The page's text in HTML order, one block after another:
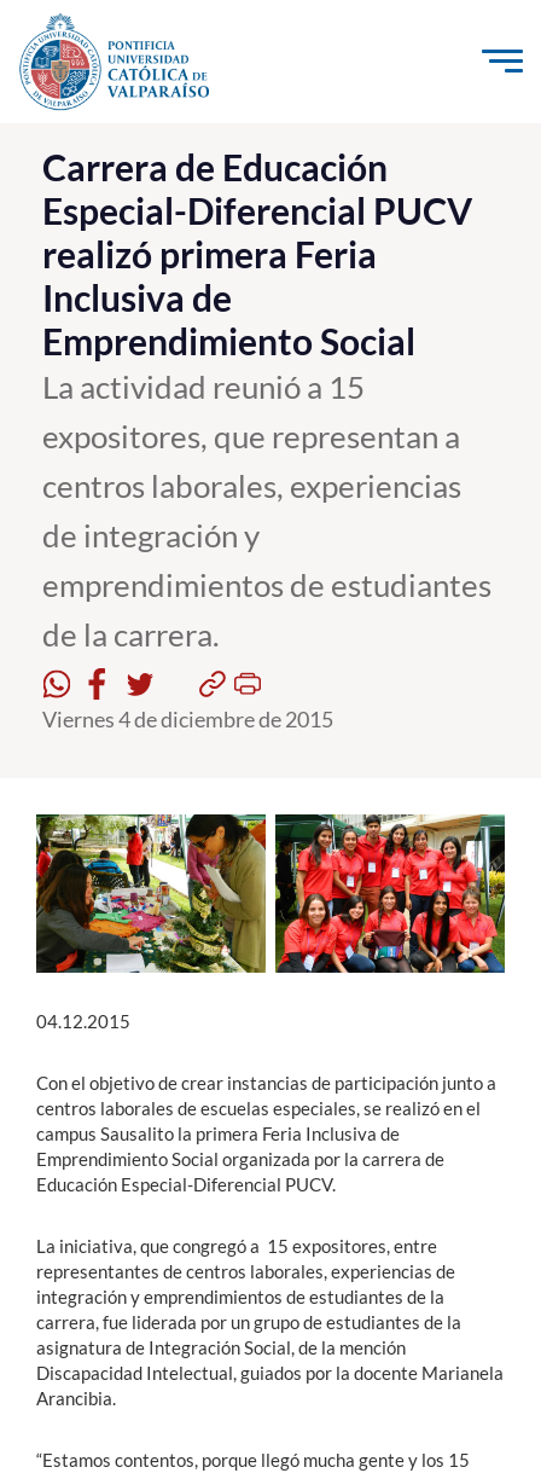
Click acá para ir directamente al contenido
La Universidad
Investigación, Creación e Innovación
PUCV Internacional
Vinculación con el Medio
Admisión
Pregrado
Postgrado
Formación Continua
Estudiantes
Académicos
Funcionarios
English
Carrera de Educación
Especial-Diferencial PUCV
realizó primera Feria
Inclusiva de
Emprendimiento Social
La actividad reunió a 15
expositores, que representan a
centros laborales, experiencias
de integración y
emprendimientos de estudiantes
de la carrera.
Viernes 4 de diciembre de 2015
04.12.2015
Con el objetivo de crear instancias de participación junto a
centros laborales de escuelas especiales, se realizó en el
campus Sausalito la primera Feria Inclusiva de
Emprendimiento Social organizada por la carrera de
Educación Especial-Diferencial PUCV.
La iniciativa, que congregó a 15 expositores, entre
representantes de centros laborales, experiencias de
integración y emprendimientos de estudiantes de la
carrera, fue liderada por un grupo de estudiantes de la
asignatura de Integración Social, de la mención
Discapacidad Intelectual, guiados por la docente Marianela
Arancibia.
“Estamos contentos, porque llegó mucha gente y los 15